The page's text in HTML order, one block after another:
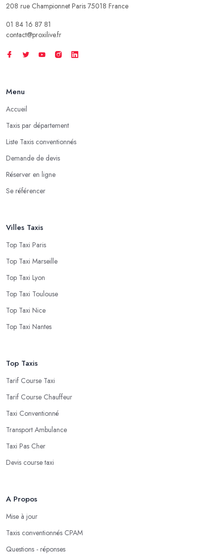
208 rue Championnet Paris 75018 France
01 84 16 87 81
contact@proxilive.fr
Menu
Accueil
Taxis par département
Liste Taxis conventionnés
Demande de devis
Réserver en ligne
Se référencer
Villes Taxis
Top Taxi Paris
Top Taxi Marseille
Top Taxi Lyon
Top Taxi Toulouse
Top Taxi Nice
Top Taxi Nantes
Top Taxis
Tarif Course Taxi
Tarif Course Chauffeur
Taxi Conventionné
Transport Ambulance
Taxi Pas Cher
Devis course taxi
A Propos
Mise à jour
Taxis conventionnés CPAM
Questions - réponses